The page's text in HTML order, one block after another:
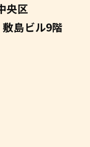
央区
敷島ビル9階